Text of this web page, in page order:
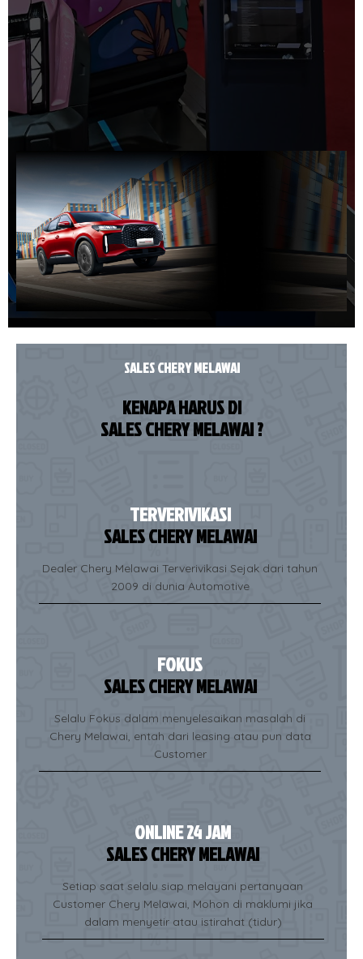
SALES CHERY MELAWAI
KENAPA HARUS DI
SALES CHERY MELAWAI ?
TERVERIVIKASI
SALES CHERY MELAWAI
Dealer Chery Melawai Terverivikasi Sejak dari tahun
2009 di dunia Automotive
FOKUS
SALES CHERY MELAWAI
Selalu Fokus dalam menyelesaikan masalah di
Chery Melawai, entah dari leasing atau pun data
Customer
ONLINE 24 JAM
SALES CHERY MELAWAI
Setiap saat selalu siap melayani pertanyaan
Customer Chery Melawai, Mohon di maklumi jika
dalam menyetir atau istirahat (tidur)